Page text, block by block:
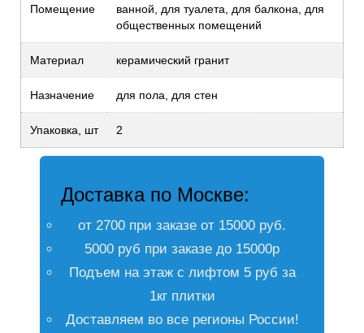
Помещение
ванной, для туалета, для балкона, для
общественных помещений
Материал керамический гранит
Назначение для пола, для стен
Упаковка, шт 2
Доставка по Москве:
от 2700 при заказе от 15000 руб.
5000 руб при заказе до 15000р
Подъем на этаж с лифтом 5 руб за
1кг плитки
Доставляем во все регионы России!